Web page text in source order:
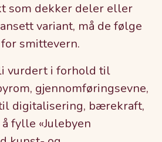
som dekker deler eller
variant, må de følge
smittevern.
vurdert i forhold til
gjennomføringsevne,
digitalisering, bærekraft,
fylle «Julebyen